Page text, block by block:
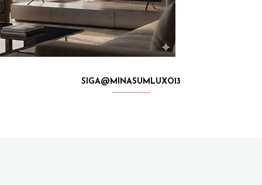
SIGA@MINASUMLUXO13